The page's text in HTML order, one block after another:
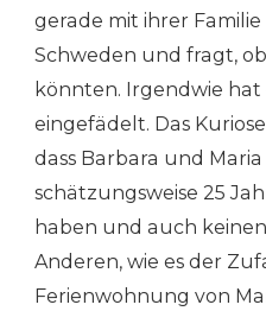
gerade mit ihrer
Schweden und fragt,
könnten. Irgendwie
eingefädelt. Das
dass Barbara und Maria
schätzungsweise 25
haben und auch
Anderen, wie es der
Ferienwohnung von